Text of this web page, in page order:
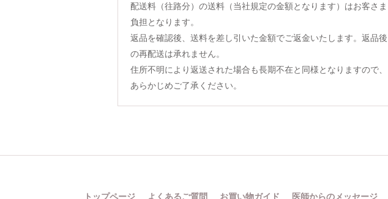
配送料（往路分）の送料（当社規定の金額となります）はお客さま
負担となります。
返品を確認後、送料を差し引いた金額でご返金いたします。返品後
の再配送は承れません。
住所不明により返送された場合も長期不在と同様となりますので、
あらかじめご了承ください。
トップページ よくあるご質問 お買い物ガイド 医師からのメッセージ